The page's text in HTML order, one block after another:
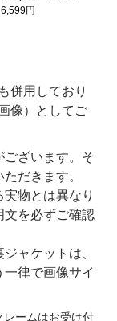
6,599円
併用しており
像）としてご
ございます。そ
だきます。
物とは異なり
文を必ずご確認
ャケットは、
律で画像サイ
レームはお受け付